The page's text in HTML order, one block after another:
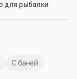
для рыбалки.
С баней